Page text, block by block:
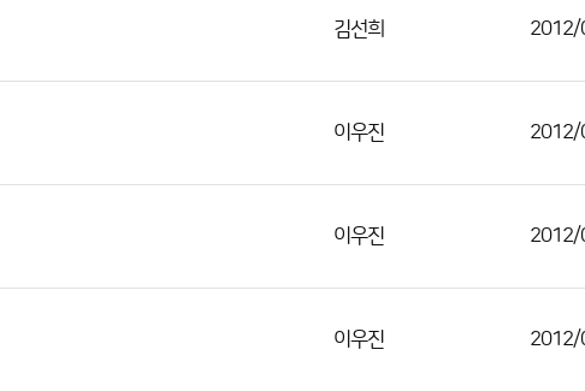
김선희 2012/
이우진 2012/
이우진 2012/
이우진 2012/